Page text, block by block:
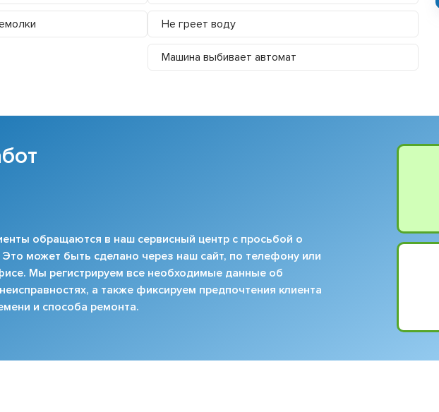
Не греет воду
Машина выбивает автомат
обращаются в наш сервисный центр с просьбой о
Это может быть сделано через наш сайт, по телефону или
Мы регистрируем все необходимые данные об
а также фиксируем предпочтения клиента
и способа ремонта.